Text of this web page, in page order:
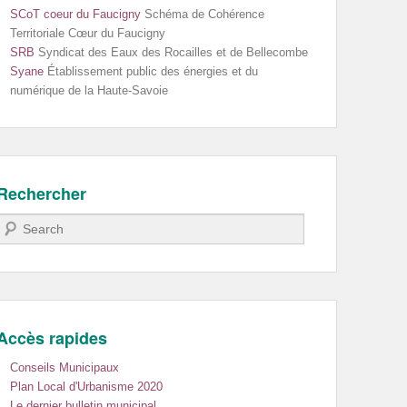
SCoT coeur du Faucigny Schéma de Cohérence
Territoriale Cœur du Faucigny
SRB Syndicat des Eaux des Rocailles et de Bellecombe
Syane Établissement public des énergies et du
numérique de la Haute-Savoie
Recherche
rapides
Conseils Municipaux
Plan Local d'Urbanisme 2020